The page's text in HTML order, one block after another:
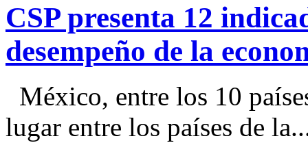
CSP presenta 12
desempeño de la
México, entre los 10
lugar entre los países de